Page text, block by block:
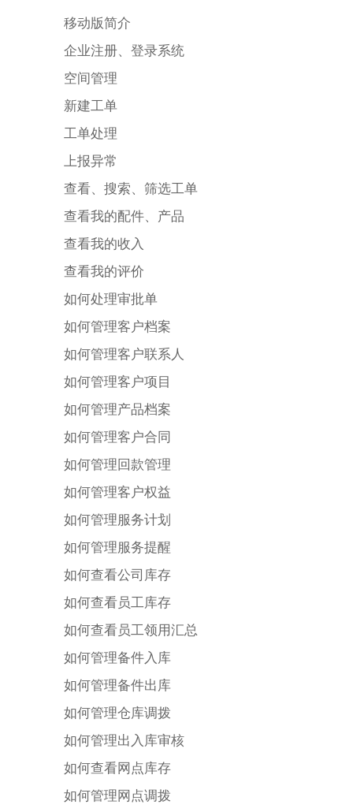
移动版简介
企业注册、登录系统
空间管理
新建工单
工单处理
上报异常
查看、搜索、筛选工单
查看我的配件、产品
查看我的收入
查看我的评价
如何处理审批单
如何管理客户档案
如何管理客户联系人
如何管理客户项目
如何管理产品档案
如何管理客户合同
如何管理回款管理
如何管理客户权益
如何管理服务计划
如何管理服务提醒
如何查看公司库存
如何查看员工库存
如何查看员工领用汇总
如何管理备件入库
如何管理备件出库
如何管理仓库调拨
如何管理出入库审核
如何查看网点库存
如何管理网点调拨